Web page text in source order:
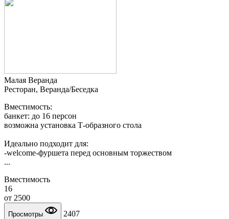
Малая Веранда
Ресторан, Веранда/Беседка
Вместимость:
банкет: до 16 персон
возможна установка Т-образного стола
Идеально подходит для:
-welcome-фуршета перед основным торжеством
...
Вместимость
16
от 2500
Просмотры 2407